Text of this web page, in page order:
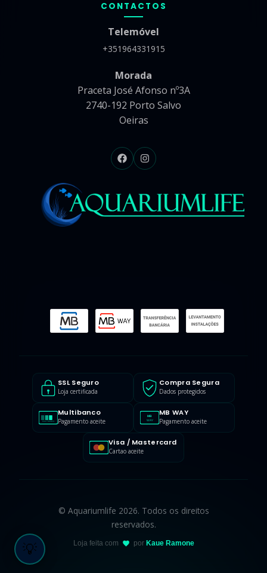
CONTACTOS
Telemóvel
+351964331915
Morada
Praceta José Afonso nº3A
2740-192 Porto Salvo
Oeiras
SSL Seguro
Loja certificada
Compra Segura
Dados protegidos
MULTIBANCO
Multibanco
Pagamento aceite
MB
WAY
MB WAY
Pagamento aceite
Visa / Mastercard
Cartao aceite
© Aquariumlife 2026. Todos os direitos
reservados.
Loja feita com por Kaue Ramone
💡